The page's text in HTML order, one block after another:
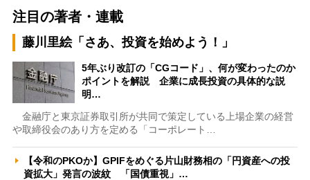
注目の著者・連載
藤川里絵「さあ、投資を始めよう！」
5年ぶり改訂の「CGコード」、何が変わったのか
ポイントを解説 企業に成長投資の具体的な説
明…
金融庁と東京証券取引所が共同で策定している上場企業の経営
や取締役会のあり方を定める「コーポレート…
【令和のPKOか】GPIFをめぐる片山財務相の「円資産への投
資拡大」発言の波紋 「国債重視」…